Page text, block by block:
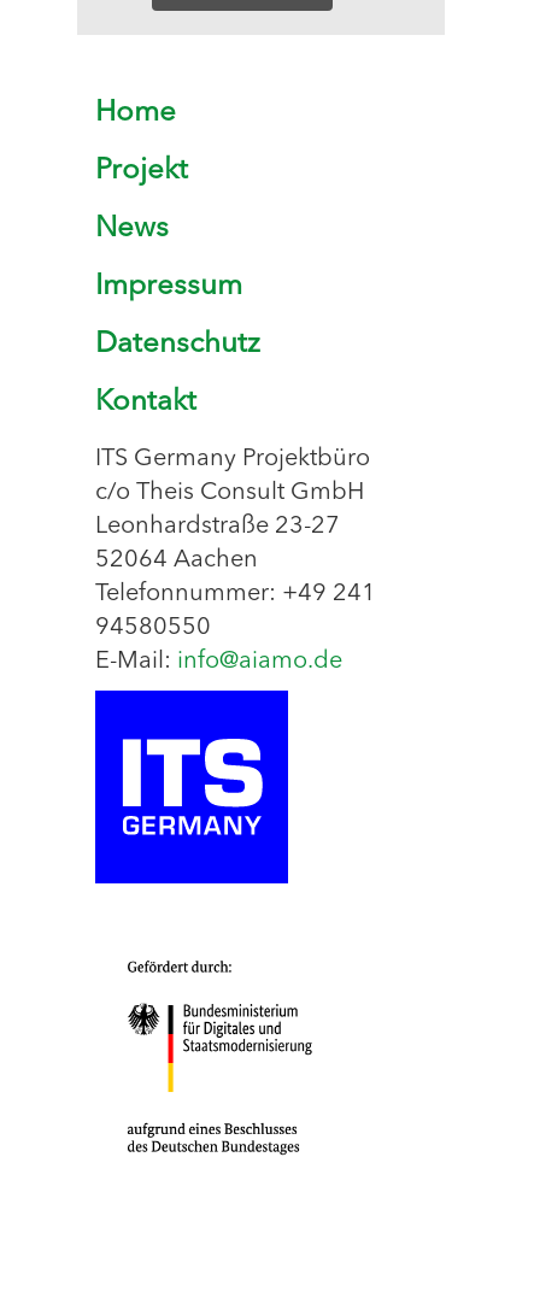
Home
Projekt
News
Impressum
Datenschutz
Kontakt
ITS Germany Projektbüro
c/o Theis Consult GmbH
Leonhardstraße 23-27
52064 Aachen
Telefonnummer: +49 241
94580550
E-Mail: info@aiamo.de